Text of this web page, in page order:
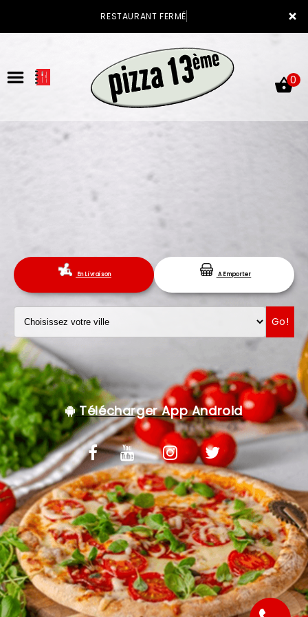
×
RESTAURANT FERMÉ
VOTRE COMPTE
NOTRE RESTAURANT
VOS AVIS
MENTIONS LÉGALES
C.G.V
0
En Livraison A Emporter
Go!
Télécharger App Android